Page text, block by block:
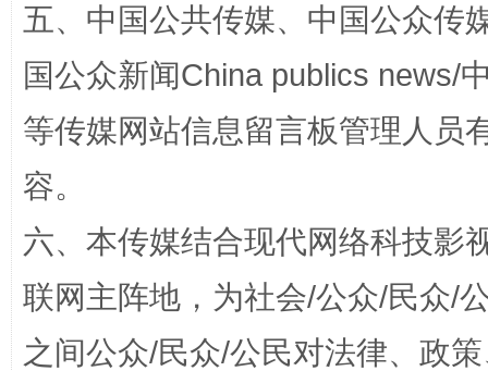
“蜀中异人”王建安的艺术幻境
五、中国公共传媒、中国公众传
国公众新闻China publics news/
等传媒网站信息留言板管理人员
容。
六、本传媒结合现代网络科技影
联网主阵地，为社会/公众/民众/
之间公众/民众/公民对法律、政